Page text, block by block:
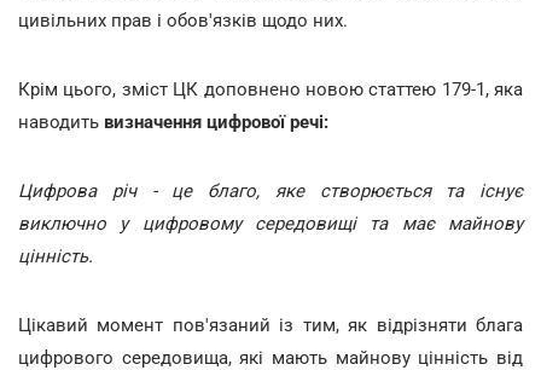
цивільних прав і обов'язків щодо них.
Крім цього, зміст ЦК доповнено новою статтею 179-1, яка
наводить визначення цифрової речі:
Цифрова річ - це благо, яке створюється та існує
виключно у цифровому середовищі та має майнову
цінність.
Цікавий момент пов'язаний із тим, як відрізняти блага
цифрового середовища, які мають майнову цінність від